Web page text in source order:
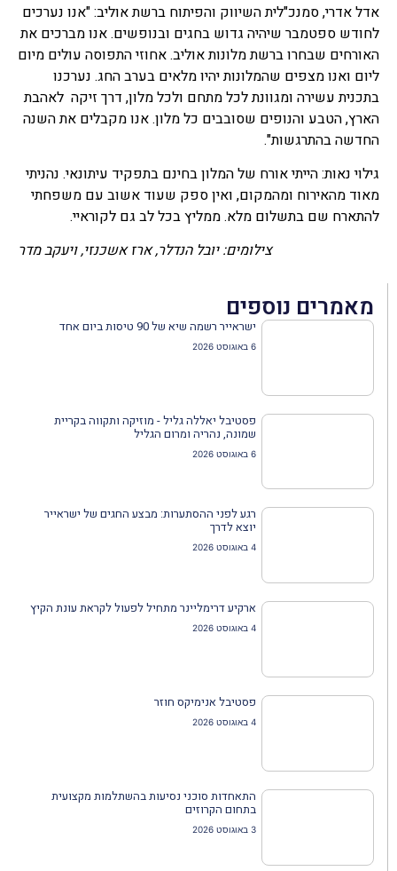
אדל אדרי, סמנכ"לית השיווק והפיתוח ברשת אוליב: "אנו נערכים
לחודש ספטמבר שיהיה גדוש בחגים ובנופשים. אנו מברכים את
האורחים שבחרו ברשת מלונות אוליב. אחוזי התפוסה עולים מיום
ליום ואנו מצפים שהמלונות יהיו מלאים בערב החג. נערכנו
בתכנית עשירה ומגוונת לכל מתחם ולכל מלון, דרך זיקה לאהבת
הארץ, הטבע והנופים שסובבים כל מלון. אנו מקבלים את השנה
החדשה בהתרגשות".
גילוי נאות: הייתי אורח של המלון בחינם בתפקיד עיתונאי. נהניתי
מאוד מהאירוח ומהמקום, ואין ספק שעוד אשוב עם משפחתי
להתארח שם בתשלום מלא. ממליץ בכל לב גם לקוראיי.
צילומים: יובל הנדלר, ארז אשכנזי, ויעקב מדר
מאמרים נוספים
ישראייר רשמה שיא של 90 טיסות ביום אחד
6 באוגוסט 2026
פסטיבל יאללה גליל - מוזיקה ותקווה בקריית
שמונה, נהריה ומרום הגליל
6 באוגוסט 2026
רגע לפני ההסתערות: מבצע החגים של ישראייר
יוצא לדרך
4 באוגוסט 2026
ארקיע דרימליינר מתחיל לפעול לקראת עונת הקיץ
4 באוגוסט 2026
פסטיבל אנימיקס חוזר
4 באוגוסט 2026
התאחדות סוכני נסיעות בהשתלמות מקצועית
בתחום הקרוזים
3 באוגוסט 2026